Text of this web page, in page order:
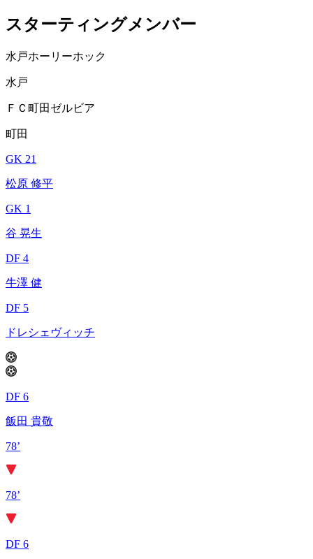
スターティングメンバー
水戸ホーリーホック
水戸
ＦＣ町田ゼルビア
町田
GK 21
松原 修平
GK 1
谷 晃生
DF 4
牛澤 健
DF 5
ドレシェヴィッチ
DF 6
飯田 貴敬
78’
78’
DF 6